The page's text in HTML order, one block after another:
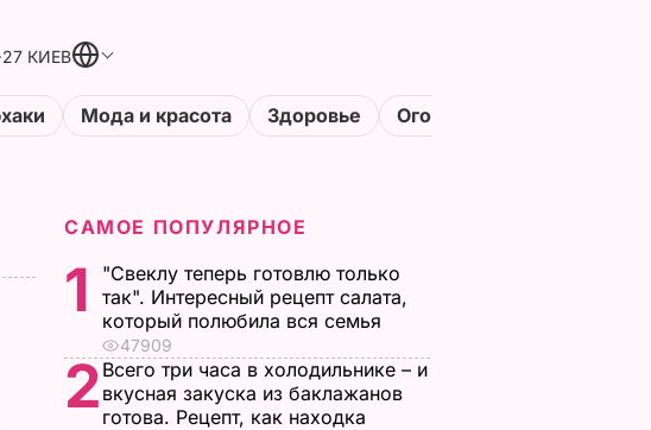
КИЕВ
Мода и красота Здоровье Огороды
САМОЕ ПОПУЛЯРНОЕ
1
"Свеклу теперь готовлю только
так". Интересный рецепт салата,
который полюбила вся семья
47909
2 Всего три часа в холодильнике – и
вкусная закуска из баклажанов
готова. Рецепт, как находка